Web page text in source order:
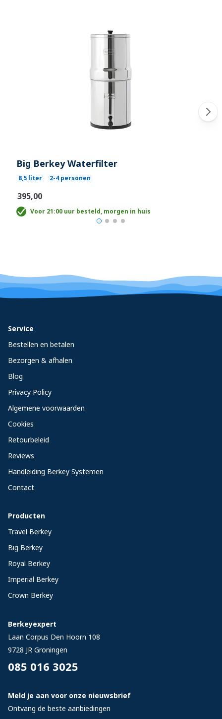
Big Berkey Waterfilter
8,5 liter 2-4 personen
€395,00
Voor 21:00 uur besteld, morgen in huis
Service
Bestellen en betalen
Bezorgen & afhalen
Blog
Privacy Policy
Algemene voorwaarden
Cookies
Retourbeleid
Reviews
Handleiding Berkey Systemen
Contact
Producten
Travel Berkey
Big Berkey
Royal Berkey
Imperial Berkey
Crown Berkey
Berkeyexpert
Laan Corpus Den Hoorn 108
9728 JR Groningen
085 016 3025
Meld je aan voor onze nieuwsbrief
Ontvang de beste aanbiedingen